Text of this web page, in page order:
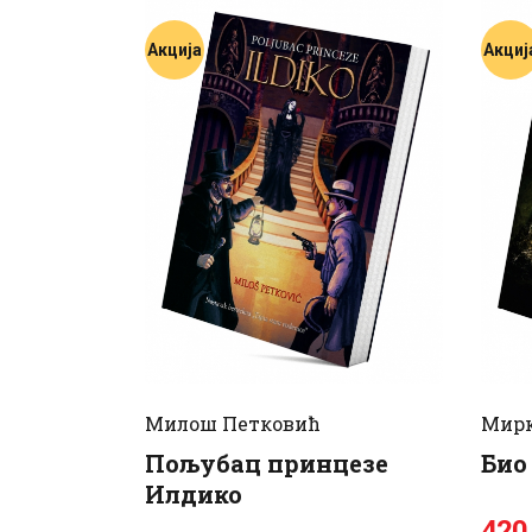
Акција
Милош Петковић
Пољубац принцезе
Илдико
Био